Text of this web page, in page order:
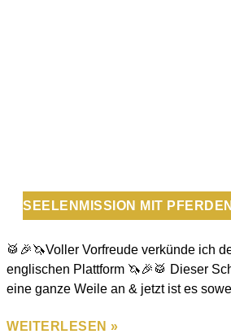
SEELENMISSION MIT PFERDEN
🥁🎉🦄Voller Vorfreude verkünde ich
englischen Plattform 🦄🎉🥁 Dieser
eine ganze Weile an & jetzt ist es
WEITERLESEN »